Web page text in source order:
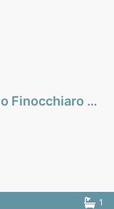
Ufficio in vendita – Corso Camillo Finocchiaro Aprile – Palermo
1